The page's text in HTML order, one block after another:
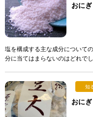
おに
塩を構成する主な成分について
分に当てはまらないのはどれ
知
おに